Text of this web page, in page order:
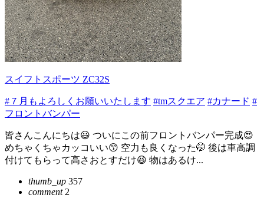
スイフトスポーツ ZC32S
#７月もよろしくお願いいたします #tmスクエア #カナード #
フロントバンパー
皆さんこんにちは😃 ついにこの前フロントバンパー完成😍
めちゃくちゃカッコいい😙 空力も良くなった🤭 後は車高調
付けてもらって高さおとすだけ😆 物はあるけ...
thumb_up 357
comment2